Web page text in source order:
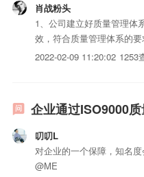
肖战粉头
1、公司建立好质量管理体
效，符合质量管理体系的
订认证合同。3、等候认证
2022-02-09 11:20:02 1253
企业通过ISO9000
叨叨L
对企业的一个保障，知名
@ME